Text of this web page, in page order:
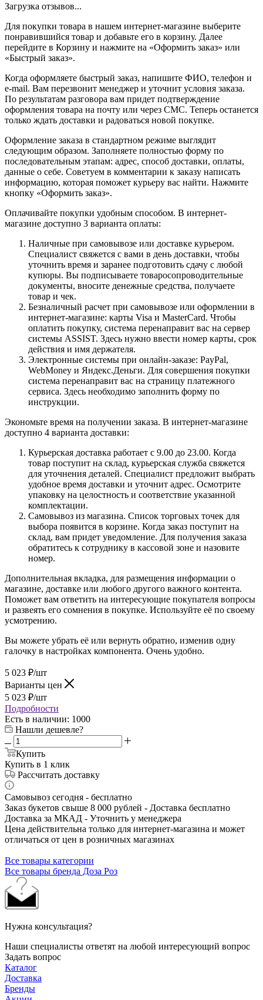
Загрузка отзывов...
Для покупки товара в нашем интернет-магазине выберите
понравившийся товар и добавьте его в корзину. Далее
перейдите в Корзину и нажмите на «Оформить заказ» или
«Быстрый заказ».
Когда оформляете быстрый заказ, напишите ФИО, телефон и
e-mail. Вам перезвонит менеджер и уточнит условия заказа.
По результатам разговора вам придет подтверждение
оформления товара на почту или через СМС. Теперь останется
только ждать доставки и радоваться новой покупке.
Оформление заказа в стандартном режиме выглядит
следующим образом. Заполняете полностью форму по
последовательным этапам: адрес, способ доставки, оплаты,
данные о себе. Советуем в комментарии к заказу написать
информацию, которая поможет курьеру вас найти. Нажмите
кнопку «Оформить заказ».
Оплачивайте покупки удобным способом. В интернет-
магазине доступно 3 варианта оплаты:
Наличные при самовывозе или доставке курьером.
Специалист свяжется с вами в день доставки, чтобы
уточнить время и заранее подготовить сдачу с любой
купюры. Вы подписываете товаросопроводительные
документы, вносите денежные средства, получаете
товар и чек.
Безналичный расчет при самовывозе или оформлении в
интернет-магазине: карты Visa и MasterCard. Чтобы
оплатить покупку, система перенаправит вас на сервер
системы ASSIST. Здесь нужно ввести номер карты, срок
действия и имя держателя.
Электронные системы при онлайн-заказе: PayPal,
WebMoney и Яндекс.Деньги. Для совершения покупки
система перенаправит вас на страницу платежного
сервиса. Здесь необходимо заполнить форму по
инструкции.
Экономьте время на получении заказа. В интернет-магазине
доступно 4 варианта доставки:
Курьерская доставка работает с 9.00 до 23.00. Когда
товар поступит на склад, курьерская служба свяжется
для уточнения деталей. Специалист предложит выбрать
удобное время доставки и уточнит адрес. Осмотрите
упаковку на целостность и соответствие указанной
комплектации.
Самовывоз из магазина. Список торговых точек для
выбора появится в корзине. Когда заказ поступит на
склад, вам придет уведомление. Для получения заказа
обратитесь к сотруднику в кассовой зоне и назовите
номер.
Дополнительная вкладка, для размещения информации о
магазине, доставке или любого другого важного контента.
Поможет вам ответить на интересующие покупателя вопросы
и развеять его сомнения в покупке. Используйте её по своему
усмотрению.
Вы можете убрать её или вернуть обратно, изменив одну
галочку в настройках компонента. Очень удобно.
5 023 ₽/шт
Варианты цен
5 023 ₽/шт
Подробности
Есть в наличии: 1000
Нашли дешевле?
Купить
Купить в 1 клик
Рассчитать доставку
Самовывоз сегодня - бесплатно
Заказ букетов свыше 8 000 рублей - Доставка бесплатно
Доставка за МКАД - Уточнить у менеджера
Цена действительна только для интернет-магазина и может
отличаться от цен в розничных магазинах
Все товары категории
Все товары бренда Доза Роз
Нужна консультация?
Наши специалисты ответят на любой интересующий вопрос
Задать вопрос
Каталог
Доставка
Бренды